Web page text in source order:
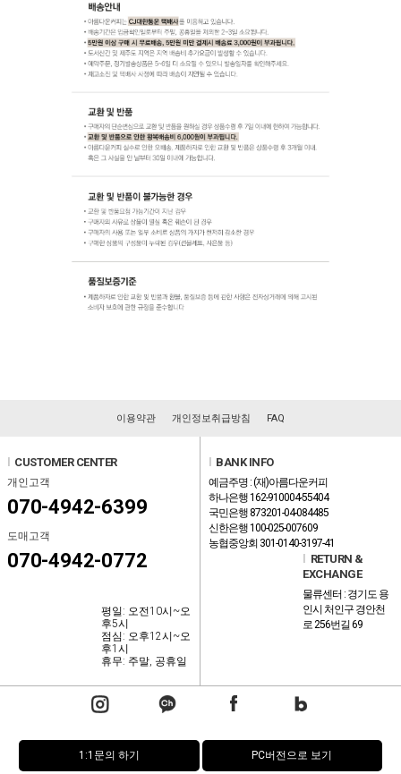
이용약관 개인정보취급방침 FAQ
CUSTOMER CENTER
개인고객
070-4942-6399
도매고객
070-4942-0772
평일: 오전10시~오
후5시
점심: 오후12시~오
후1시
휴무: 주말, 공휴일
BANK INFO
예금주명 : (재)아름다운커피
하나은행 162-910004-55404
국민은행 873201-04-084485
신한은행 100-025-007609
농협중앙회 301-0140-3197-41
RETURN &
EXCHANGE
물류센터 : 경기도 용
인시 처인구 경안천
로 256번길 69
1:1문의 하기 PC버전으로 보기